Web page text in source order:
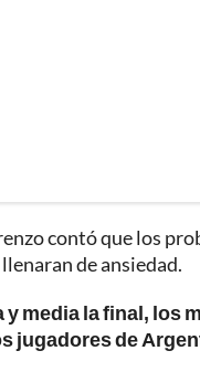
contó que los
de ansiedad.
y media la final,
jugadores de